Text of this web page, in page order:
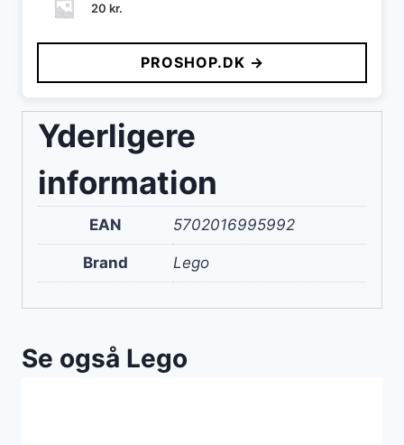
20 kr.
PROSHOP.DK →
Yderligere
information
EAN 5702016995992
Brand Lego
Se også Lego